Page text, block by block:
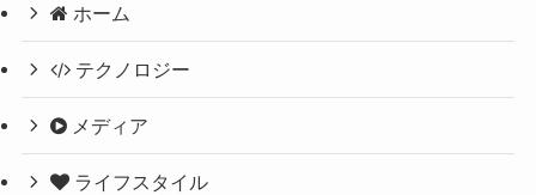
ホーム
テクノロジー
メディア
ライフスタイル